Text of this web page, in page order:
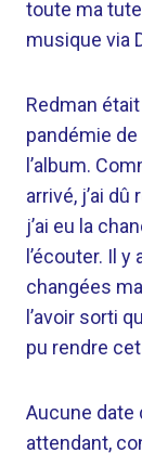
toute ma
musique via
Redman
pandémie
l’album.
arrivé, j’ai
j’ai eu la
l’écouter. Il
changées
l’avoir sorti
pu rendre
Aucune date
attendant,